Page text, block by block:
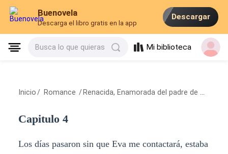
Buenovela
Descarga el libro gratis en la app
Descargar
Busca lo que quieras Mi biblioteca
Inicio / Romance / Renacida, Enamorada del padre de mi ex
Capitulo 4
Los días pasaron sin que Eva me contactará, estaba